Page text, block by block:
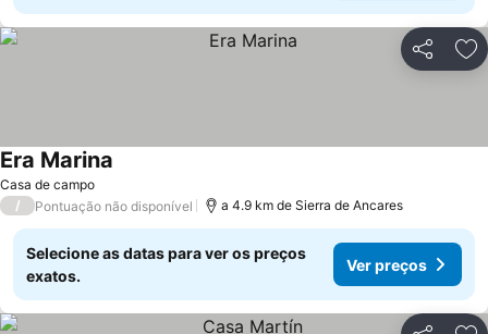
Partilhar
Casa de campo
Era Marina
/ Pontuação não disponível a 4.9 km de Sierra de Ancares
Selecione as datas para ver os preços
exatos.
Ver preços